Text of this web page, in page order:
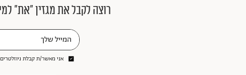
רוצה לקבל את מגזין ״את״
אני מאשר/ת קבלת